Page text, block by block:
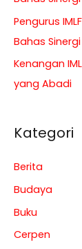
Pengurus
Bahas
Kenangan
yang Abadi
Kategori
Berita
Budaya
Buku
Cerpen